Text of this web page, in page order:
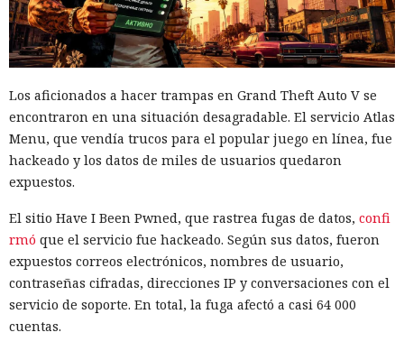
Los aficionados a hacer trampas en Grand Theft Auto V se
encontraron en una situación desagradable. El servicio Atlas
Menu, que vendía trucos para el popular juego en línea, fue
hackeado y los datos de miles de usuarios quedaron
expuestos.
El sitio Have I Been Pwned, que rastrea fugas de datos, confi
rmó que el servicio fue hackeado. Según sus datos, fueron
expuestos correos electrónicos, nombres de usuario,
contraseñas cifradas, direcciones IP y conversaciones con el
servicio de soporte. En total, la fuga afectó a casi 64 000
cuentas.